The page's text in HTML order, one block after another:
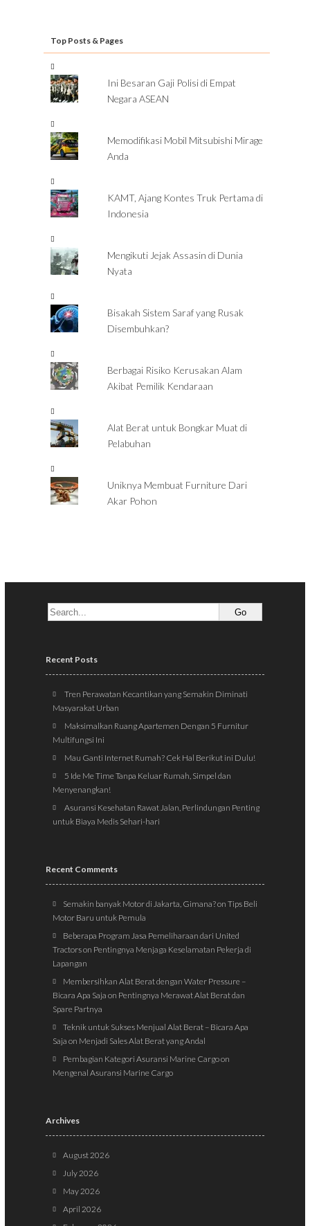
Top Posts & Pages
Ini Besaran Gaji Polisi di Empat
Negara ASEAN
Memodifikasi Mobil Mitsubishi Mirage
Anda
KAMT, Ajang Kontes Truk Pertama di
Indonesia
Mengikuti Jejak Assasin di Dunia
Nyata
Bisakah Sistem Saraf yang Rusak
Disembuhkan?
Berbagai Risiko Kerusakan Alam
Akibat Pemilik Kendaraan
Alat Berat untuk Bongkar Muat di
Pelabuhan
Uniknya Membuat Furniture Dari
Akar Pohon
Recent Posts
Tren Perawatan Kecantikan yang Semakin Diminati
Masyarakat Urban
Maksimalkan Ruang Apartemen Dengan 5 Furnitur
Multifungsi Ini
Mau Ganti Internet Rumah? Cek Hal Berikut ini Dulu!
5 Ide Me Time Tanpa Keluar Rumah, Simpel dan
Menyenangkan!
Asuransi Kesehatan Rawat Jalan, Perlindungan Penting
untuk Biaya Medis Sehari-hari
Recent Comments
Semakin banyak Motor di Jakarta, Gimana?onTips Beli
Motor Baru untuk Pemula
Beberapa Program Jasa Pemeliharaan dari United
Tractorson Pentingnya Menjaga Keselamatan Pekerja di
Lapangan
Membersihkan Alat Berat dengan Water Pressure –
Bicara Apa Saja on Pentingnya Merawat Alat Berat dan
Spare Partnya
Teknik untuk Sukses Menjual Alat Berat – Bicara Apa
Saja on Menjadi Sales Alat Berat yang Andal
Pembagian Kategori Asuransi Marine Cargoon
Mengenal Asuransi Marine Cargo
Archives
August 2026
July 2026
May 2026
April 2026